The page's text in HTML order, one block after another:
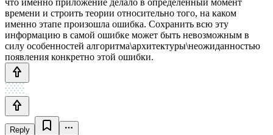
времени и строить теории относительно того, на каком
именно этапе произошла ошибка. Сохранить всю эту
информацию в самой ошибке может быть невозможным в
силу особенностей алгоритма\архитектуры\неожиданностью
появления конкретно этой ошибки.
Reply